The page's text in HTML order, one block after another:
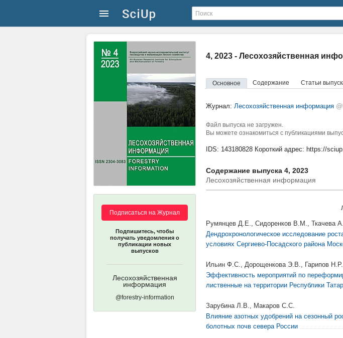
4, 2023 - Лесохозяйственная
Основное Содержание Статьи
Подписаться на Журнал
Подпишитесь, чтобы
получать уведомления о
публикации новых
выпусков
Лесохозяйственная
информация
@forestry-information
Журнал: Лесохозяйственная информация
Файл выпуска не загружен.
Вы можете ознакомиться с публикациями
IDS: 143180828 Короткий адрес: https://
Содержание выпуска 4, 2023
Лесохозяйственная информация
Румянцев Д.Е., Сидоренков В.М., Ткачева
Дендрохронологическое исследование
условиях Сергиево-Посадского района
Ильин Ф.С., Дорощенкова Э.В., Гарипов
Эффективность мероприятий по
лиственные на территории Республики
Зарубина Л.В., Макаров С.С.
Влияние азотных удобрений на сезонный
болотных почв севера России